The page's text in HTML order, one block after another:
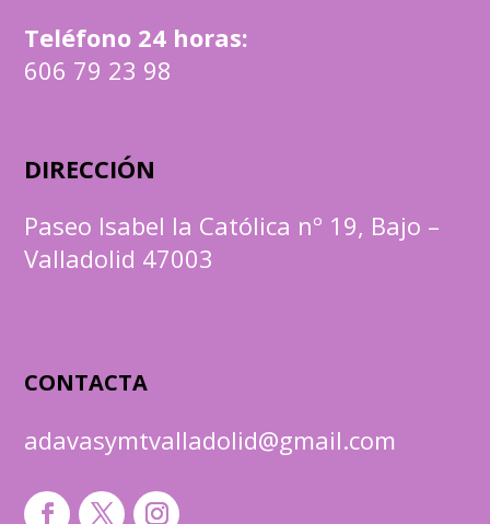
Teléfono 24 horas:
606 79 23 98
DIRECCIÓN
Paseo Isabel la Católica nº 19, Bajo –
Valladolid 47003
CONTACTA
adavasymtvalladolid@gmail.com